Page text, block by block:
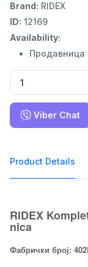
Brand: RIDEX
ID: 12169
Availability:
Продавница
Viber Chat
Product Details
RIDEX
nica
Фабрички број: